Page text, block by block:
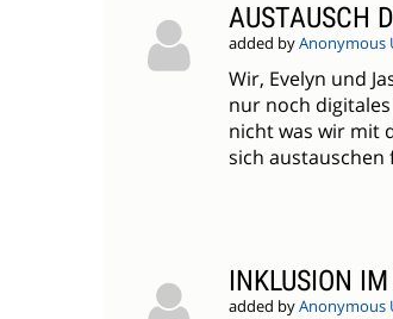
AUSTAUSCH
added byAnonymous
Wir, Evelyn und
nur noch
nicht was wir mit
sich
INKLUSION
added byAnonymous